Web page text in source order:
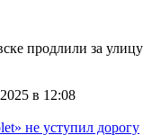
продлили за улицу
в 12:08